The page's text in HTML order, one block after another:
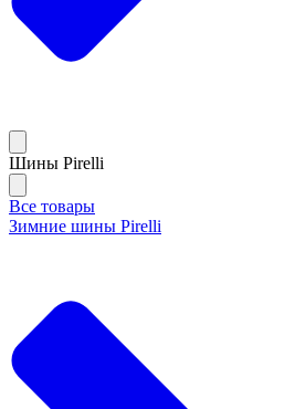
Шины Pirelli
Все товары
Зимние шины Pirelli